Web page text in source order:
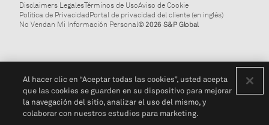
Disclaimers LegalesTérminos de UsoAviso de Cookie
Política de PrivacidadPortal de privacidad del cliente (en inglés)
No Vendan Mi Información Personal© 2026 S&P Global
Al hacer clic en “Aceptar todas las cookies”, usted acepta
que las cookies se guarden en su dispositivo para mejorar
la navegación del sitio, analizar el uso del mismo, y
colaborar con nuestros estudios para marketing.